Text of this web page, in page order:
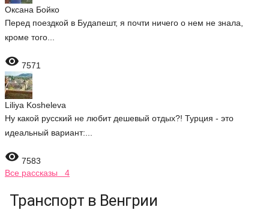
Оксана Бойко
Перед поездкой в Будапешт, я почти ничего о нем не знала,
кроме того...
 7571
Liliya Kosheleva
Ну какой русский не любит дешевый отдых?! Турция - это
идеальный вариант:...
 7583
Все рассказы 4
Транспорт в Венгрии